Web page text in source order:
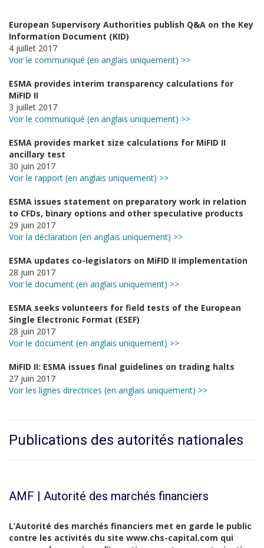
European Supervisory Authorities publish Q&A on the Key
Information Document (KID)
4 juillet 2017
Voir le communiqué (en anglais uniquement) >>
ESMA provides interim transparency calculations for
MiFID II
3 juillet 2017
Voir le communiqué (en anglais uniquement) >>
ESMA provides market size calculations for MiFID II
ancillary test
30 juin 2017
Voir le rapport (en anglais uniquement) >>
ESMA issues statement on preparatory work in relation
to CFDs, binary options and other speculative products
29 juin 2017
Voir la déclaration (en anglais uniquement) >>
ESMA updates co-legislators on MiFID II implementation
28 juin 2017
Voir le document (en anglais uniquement) >>
ESMA seeks volunteers for field tests of the European
Single Electronic Format (ESEF)
28 juin 2017
Voir le document (en anglais uniquement) >>
MiFID II: ESMA issues final guidelines on trading halts
27 juin 2017
Voir les lignes directrices (en anglais uniquement) >>
Publications des autorités nationales
AMF | Autorité des marchés financiers
L’Autorité des marchés financiers met en garde le public
contre les activités du site www.chs-capital.com qui